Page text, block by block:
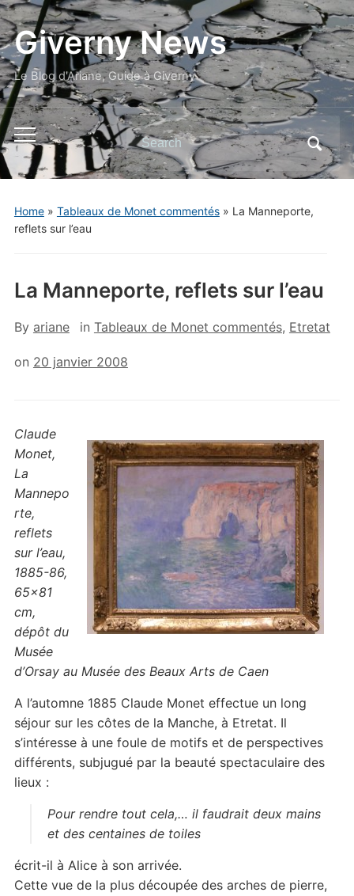
Giverny News
Le Blog d'Ariane, Guide à Giverny
Toggle
mobile
menu
Search
for:
Home» Tableaux de Monet commentés» La Manneporte,
reflets sur l’eau
La Manneporte, reflets sur l’eau
By ariane in Tableaux de Monet commentés, Etretat
on 20 janvier 2008
Claude
Monet,
La
Mannepo
rte,
reflets
sur l’eau,
1885-86,
65×81
cm,
dépôt du
Musée
d’Orsay au Musée des Beaux Arts de Caen
A l’automne 1885 Claude Monet effectue un long
séjour sur les côtes de la Manche, à Etretat. Il
s’intéresse à une foule de motifs et de perspectives
différents, subjugué par la beauté spectaculaire des
lieux :
Pour rendre tout cela,… il faudrait deux mains
et des centaines de toiles
écrit-il à Alice à son arrivée.
Cette vue de la plus découpée des arches de pierre,